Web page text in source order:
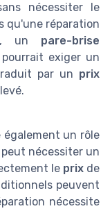
nécessiter le
qu'une réparation
un pare-brise
exiger un
par un prix
également un rôle
nécessiter un
le prixde
peuvent
nécessite